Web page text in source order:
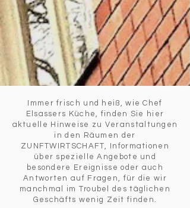
Immer frisch und heiß, wie Chef
Elsassers Küche, finden Sie hier
aktuelle Hinweise zu Veranstaltungen
in den Räumen der
ZUNFTWIRTSCHAFT, Informationen
über spezielle Angebote und
besondere Ereignisse oder auch
Antworten auf Fragen, für die wir
manchmal im Troubel des täglichen
Geschäfts wenig Zeit finden.